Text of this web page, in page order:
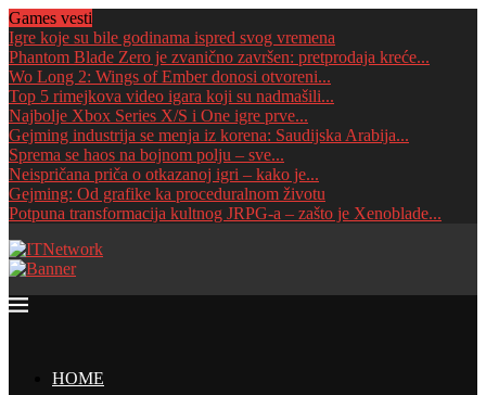
Games vesti
Igre koje su bile godinama ispred svog vremena
Phantom Blade Zero je zvanično završen: pretprodaja kreće...
Wo Long 2: Wings of Ember donosi otvoreni...
Top 5 rimejkova video igara koji su nadmašili...
Najbolje Xbox Series X/S i One igre prve...
Gejming industrija se menja iz korena: Saudijska Arabija...
Sprema se haos na bojnom polju – sve...
Neispričana priča o otkazanoj igri – kako je...
Gejming: Od grafike ka proceduralnom životu
Potpuna transformacija kultnog JRPG-a – zašto je Xenoblade...
HOME